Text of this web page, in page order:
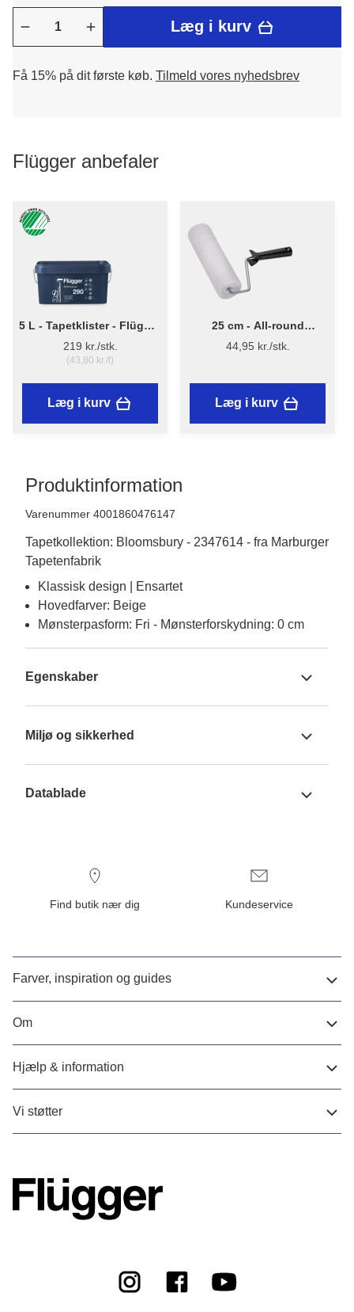
Læg i kurv
Få 15% på dit første køb. Tilmeld vores nyhedsbrev
Flügger anbefaler
5 L - Tapetklister - Flügger
Adhesive 290
219 kr./stk.
(43,80 kr./l)
Læg i kurv
25 cm - All-round
Malerrulle m/skaft
44,95 kr./stk.
Læg i kurv
Produktinformation
Varenummer 4001860476147
Tapetkollektion: Bloomsbury - 2347614 - fra Marburger
Tapetenfabrik
Klassisk design | Ensartet
Hovedfarver: Beige
Mønsterpasform: Fri - Mønsterforskydning: 0 cm
Egenskaber
Miljø og sikkerhed
Datablade
Find butik nær dig Kundeservice
Farver, inspiration og guides
Om
Hjælp & information
Vi støtter